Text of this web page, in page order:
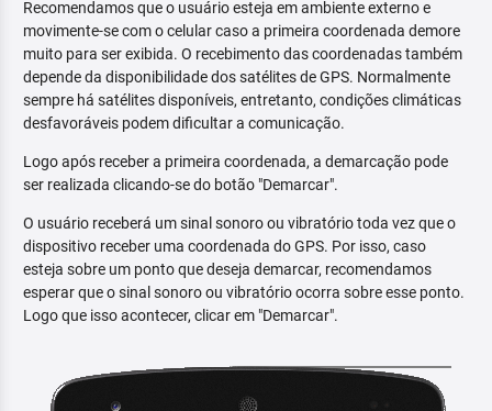
Recomendamos que o usuário esteja em ambiente externo e
movimente-se com o celular caso a primeira coordenada demore
muito para ser exibida. O recebimento das coordenadas também
depende da disponibilidade dos satélites de GPS. Normalmente
sempre há satélites disponíveis, entretanto, condições climáticas
desfavoráveis podem dificultar a comunicação.
Logo após receber a primeira coordenada, a demarcação pode
ser realizada clicando-se do botão "Demarcar".
O usuário receberá um sinal sonoro ou vibratório toda vez que o
dispositivo receber uma coordenada do GPS. Por isso, caso
esteja sobre um ponto que deseja demarcar, recomendamos
esperar que o sinal sonoro ou vibratório ocorra sobre esse ponto.
Logo que isso acontecer, clicar em "Demarcar".